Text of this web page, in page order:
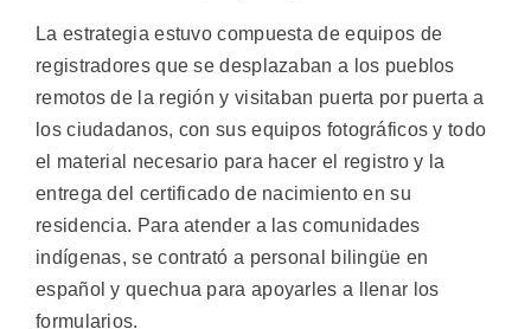
La estrategia estuvo compuesta de equipos de
registradores que se desplazaban a los pueblos
remotos de la región y visitaban puerta por puerta a
los ciudadanos, con sus equipos fotográficos y todo
el material necesario para hacer el registro y la
entrega del certificado de nacimiento en su
residencia. Para atender a las comunidades
indígenas, se contrató a personal bilingüe en
español y quechua para apoyarles a llenar los
formularios.